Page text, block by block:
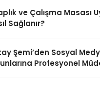
ve Çalışma Masası
Sağlanır?
Şemi’den Sosyal
Profesyonel